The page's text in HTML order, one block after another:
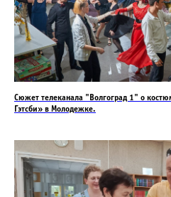
Сюжет телеканала "Волгоград 1" о
Гэтсби» в Молодежке.